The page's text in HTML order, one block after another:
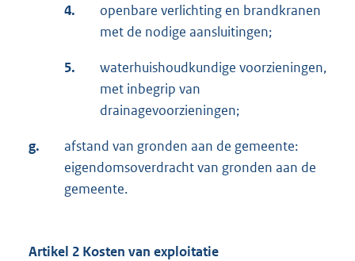
4.
openbare verlichting en brandkranen
met de nodige aansluitingen;
5.
waterhuishoudkundige voorzieningen,
met inbegrip van
drainagevoorzieningen;
g.
afstand van gronden aan de gemeente:
eigendomsoverdracht van gronden aan de
gemeente.
Artikel 2 Kosten van exploitatie